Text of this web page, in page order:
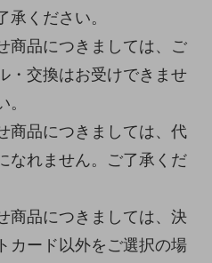
承ください。
商品につきましては、ご
・交換はお受けできませ
商品につきましては、代
なれません。ご了承くだ
商品につきましては、決
カード以外をご選択の場